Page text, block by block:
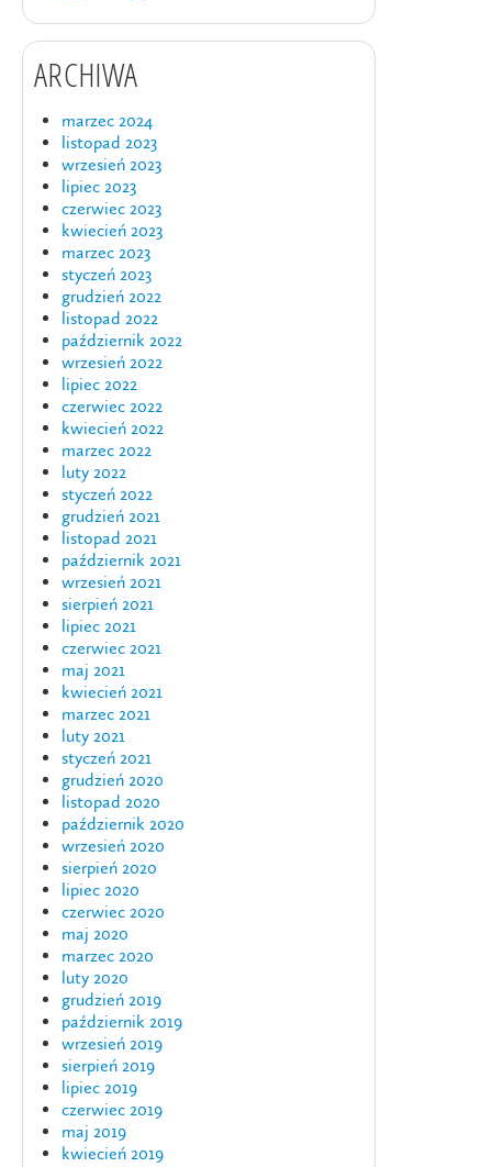
ARCHIWA
marzec 2024
listopad 2023
wrzesień 2023
lipiec 2023
czerwiec 2023
kwiecień 2023
marzec 2023
styczeń 2023
grudzień 2022
listopad 2022
październik 2022
wrzesień 2022
lipiec 2022
czerwiec 2022
kwiecień 2022
marzec 2022
luty 2022
styczeń 2022
grudzień 2021
listopad 2021
październik 2021
wrzesień 2021
sierpień 2021
lipiec 2021
czerwiec 2021
maj 2021
kwiecień 2021
marzec 2021
luty 2021
styczeń 2021
grudzień 2020
listopad 2020
październik 2020
wrzesień 2020
sierpień 2020
lipiec 2020
czerwiec 2020
maj 2020
marzec 2020
luty 2020
grudzień 2019
październik 2019
wrzesień 2019
sierpień 2019
lipiec 2019
czerwiec 2019
maj 2019
kwiecień 2019